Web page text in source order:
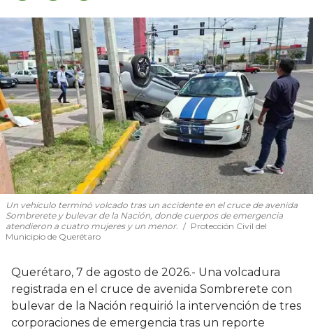
Un vehículo terminó volcado tras un accidente en el cruce de avenida
Sombrerete y bulevar de la Nación, donde cuerpos de emergencia
atendieron a cuatro mujeres y un menor.
Protección Civil del
Municipio de Querétaro
Querétaro, 7 de agosto de 2026.- Una volcadura
registrada en el cruce de avenida Sombrerete con
bulevar de la Nación requirió la intervención de tres
corporaciones de emergencia tras un reporte